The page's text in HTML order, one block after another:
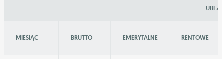
MIESIĄC BRUTTO EMERYTALNE RENTOWE